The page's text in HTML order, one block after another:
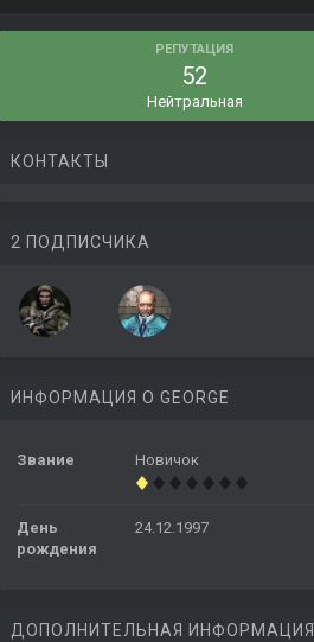
РЕПУТАЦИЯ
52
Нейтральная
КОНТАКТЫ
2 ПОДПИСЧИКА
ИНФОРМАЦИЯ О GEORGE
Звание Новичок
День
рождения
24.12.1997
ДОПОЛНИТЕЛЬНАЯ ИНФОРМАЦИЯ